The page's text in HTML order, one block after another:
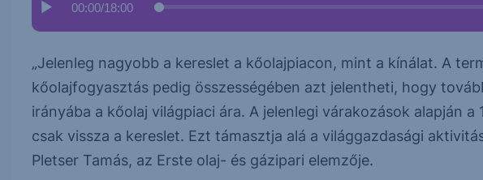
00:00/18:00
„Jelenleg nagyobb a kereslet a kőolajpiacon, mint a kínálat. A
kőolajfogyasztás pedig összességében azt jelentheti, hogy
irányába a kőolaj világpiaci ára. A jelenlegi várakozások alapján
csak vissza a kereslet. Ezt támasztja alá a világgazdasági
Pletser Tamás, az Erste olaj- és gázipari elemzője.